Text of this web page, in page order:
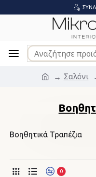
Σαλόνι
Βοηθητικά Τραπέζια
0